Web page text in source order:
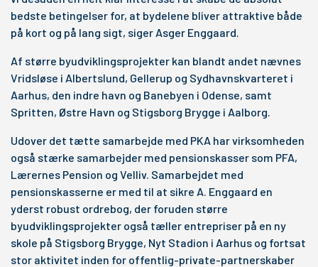
bedste betingelser for, at bydelene bliver attraktive både
på kort og på lang sigt, siger Asger Enggaard.
Af større byudviklingsprojekter kan blandt andet nævnes
Vridsløse i Albertslund, Gellerup og Sydhavnskvarteret i
Aarhus, den indre havn og Banebyen i Odense, samt
Spritten, Østre Havn og Stigsborg Brygge i Aalborg.
Udover det tætte samarbejde med PKA har virksomheden
også stærke samarbejder med pensionskasser som PFA,
Lærernes Pension og Velliv. Samarbejdet med
pensionskasserne er med til at sikre A. Enggaard en
yderst robust ordrebog, der foruden større
byudviklingsprojekter også tæller entrepriser på en ny
skole på Stigsborg Brygge, Nyt Stadion i Aarhus og fortsat
stor aktivitet inden for offentlig-private-partnerskaber